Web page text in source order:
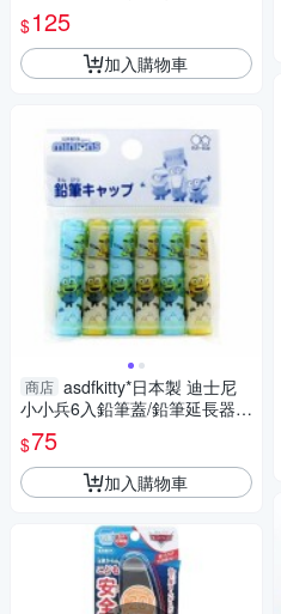
365214
$125
加入購物車
商店 asdfkitty*日本製 迪士尼
小小兵6入鉛筆蓋/鉛筆延長器/
鉛筆套/鉛筆帽
$75
加入購物車